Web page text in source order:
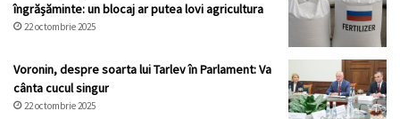
îngrășăminte: un blocaj ar putea lovi agricultura
22 octombrie 2025
Voronin, despre soarta lui Tarlev în Parlament: Va
cânta cucul singur
22 octombrie 2025